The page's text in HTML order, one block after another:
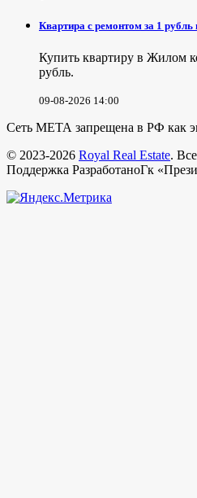
Квартира с ремонтом за 1
Купить квартиру в Жилом
рубль.
09-08-2026 14:00
Сеть МЕТА запрещена в РФ как
© 2023-2026 Royal Real Estate.
Поддержка РазработаноГк